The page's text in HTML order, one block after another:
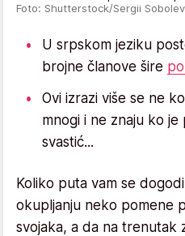
Foto: Shutterstock/Sergii
U srpskom jeziku
brojne članove šire
Ovi izrazi više se ne
mnogi i ne znaju ko je
svastić...
Koliko puta vam se
okupljanju neko pomene
svojaka, a da na trenutak